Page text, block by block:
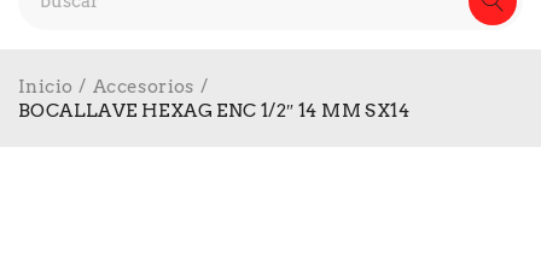
Inicio / Accesorios /
BOCALLAVE HEXAG ENC 1/2″ 14 MM SX14